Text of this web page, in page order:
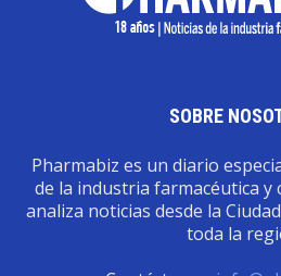
SOBRE
Pharmabiz es un diario
de la industria farmacéutica y
analiza noticias desde la
toda la